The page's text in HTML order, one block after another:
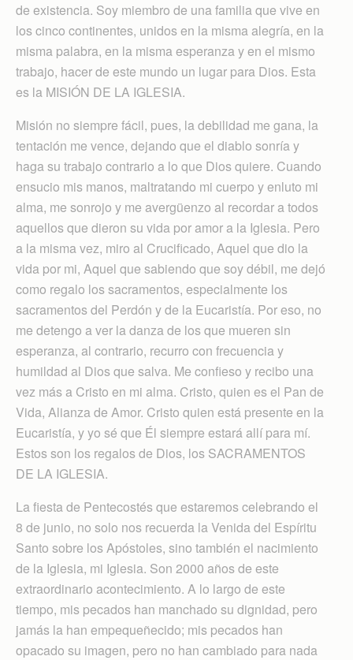
de existencia. Soy miembro de una familia que vive en
los cinco continentes, unidos en la misma alegría, en la
misma palabra, en la misma esperanza y en el mismo
trabajo, hacer de este mundo un lugar para Dios. Esta
es la MISIÓN DE LA IGLESIA.
Misión no siempre fácil, pues, la debilidad me gana, la
tentación me vence, dejando que el diablo sonría y
haga su trabajo contrario a lo que Dios quiere. Cuando
ensucio mis manos, maltratando mi cuerpo y enluto mi
alma, me sonrojo y me avergüenzo al recordar a todos
aquellos que dieron su vida por amor a la Iglesia. Pero
a la misma vez, miro al Crucificado, Aquel que dio la
vida por mi, Aquel que sabiendo que soy débil, me dejó
como regalo los sacramentos, especialmente los
sacramentos del Perdón y de la Eucaristía. Por eso, no
me detengo a ver la danza de los que mueren sin
esperanza, al contrario, recurro con frecuencia y
humildad al Dios que salva. Me confieso y recibo una
vez más a Cristo en mi alma. Cristo, quien es el Pan de
Vida, Alianza de Amor. Cristo quien está presente en la
Eucaristía, y yo sé que Él siempre estará allí para mí.
Estos son los regalos de Dios, los SACRAMENTOS
DE LA IGLESIA.
La fiesta de Pentecostés que estaremos celebrando el
8 de junio, no solo nos recuerda la Venida del Espíritu
Santo sobre los Apóstoles, sino también el nacimiento
de la Iglesia, mi Iglesia. Son 2000 años de este
extraordinario acontecimiento. A lo largo de este
tiempo, mis pecados han manchado su dignidad, pero
jamás la han empequeñecido; mis pecados han
opacado su imagen, pero no han cambiado para nada